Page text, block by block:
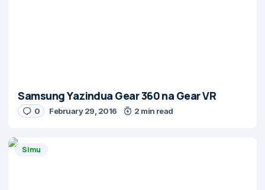
Samsung Yazindua Gear 360 na Gear VR
0 February 29, 2016 2 min read
Simu